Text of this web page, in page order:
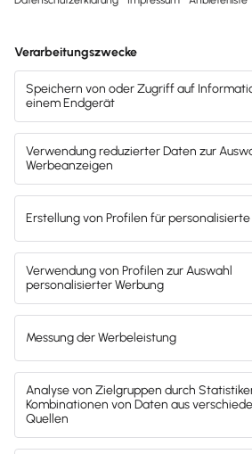
einerGmbH:
Körperschaftsteuer
Gewerbesteuer
Abgeltungssteuer
Außerdem ist die Mini-GmbH wie
Kapitalgesellschaft zur
verpflichtet. Am Aufwand spart
Vergleich zur GmbH nicht.
Tipp
Die Mini-GmbH steht unter
Bei einer Mini-GmbH führt das
strengere Prüfungendurch als
normalen GmbH. Besonders im
dabei
Mini-GmbH und dem